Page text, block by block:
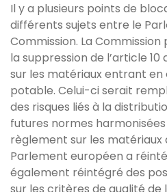
Il y a plusieurs points de
différents sujets entre le
Commission. La
la suppression de l’article
sur les matériaux entrant en
potable. Celui-ci serait
des risques liés à la
futures normes
règlement sur les matériaux
Parlement européen a
également réintégré des